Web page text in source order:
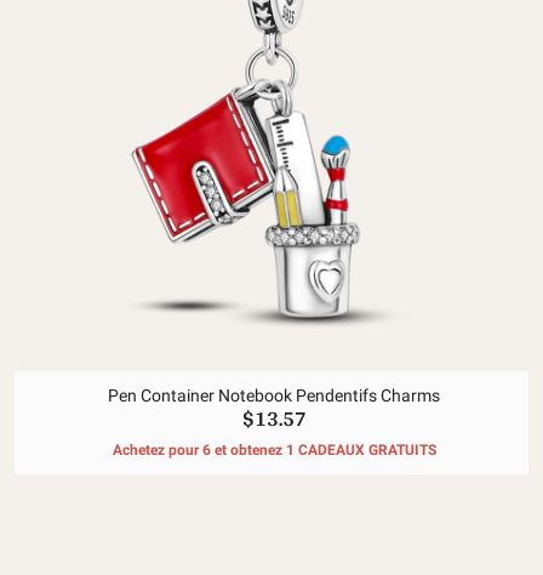
Pen Container Notebook Pendentifs Charms
$13.57
Achetez pour 6 et obtenez 1 CADEAUX GRATUITS